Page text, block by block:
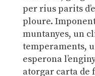
per rius parits
ploure.
muntanyes, un
temperaments,
esperona
atorgar carta de